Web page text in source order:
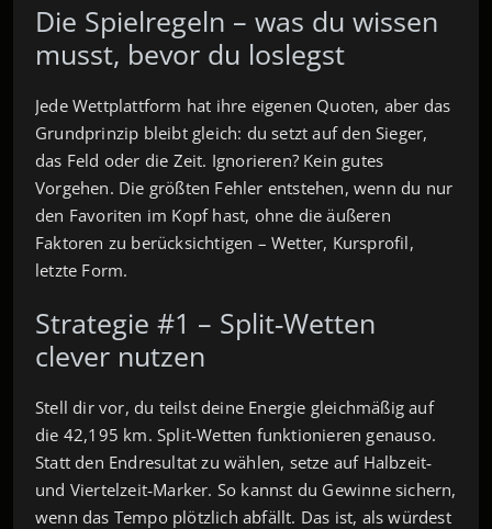
Die Spielregeln – was du wissen
musst, bevor du loslegst
Jede Wettplattform hat ihre eigenen Quoten, aber das
Grundprinzip bleibt gleich: du setzt auf den Sieger,
das Feld oder die Zeit. Ignorieren? Kein gutes
Vorgehen. Die größten Fehler entstehen, wenn du nur
den Favoriten im Kopf hast, ohne die äußeren
Faktoren zu berücksichtigen – Wetter, Kursprofil,
letzte Form.
Strategie #1 – Split‑Wetten
clever nutzen
Stell dir vor, du teilst deine Energie gleichmäßig auf
die 42,195 km. Split‑Wetten funktionieren genauso.
Statt den Endresultat zu wählen, setze auf Halbzeit‑
und Viertelzeit‑Marker. So kannst du Gewinne sichern,
wenn das Tempo plötzlich abfällt. Das ist, als würdest